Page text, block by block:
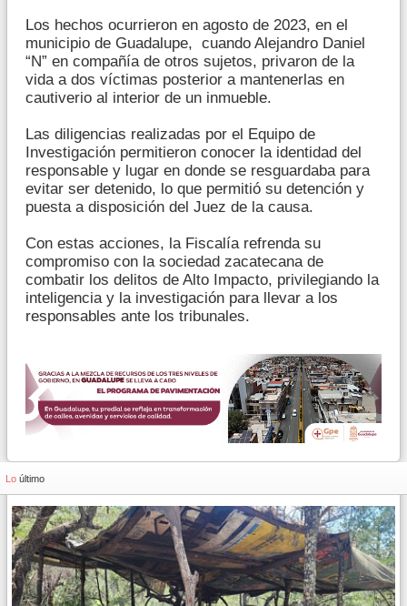
Los hechos ocurrieron en agosto de 2023, en el
municipio de Guadalupe, cuando Alejandro Daniel
“N” en compañía de otros sujetos, privaron de la
vida a dos víctimas posterior a mantenerlas en
cautiverio al interior de un inmueble.
Las diligencias realizadas por el Equipo de
Investigación permitieron conocer la identidad del
responsable y lugar en donde se resguardaba para
evitar ser detenido, lo que permitió su detención y
puesta a disposición del Juez de la causa.
Con estas acciones, la Fiscalía refrenda su
compromiso con la sociedad zacatecana de
combatir los delitos de Alto Impacto, privilegiando la
inteligencia y la investigación para llevar a los
responsables ante los tribunales.
Lo último